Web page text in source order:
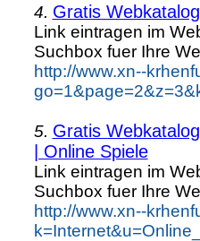
4. Gratis
Link eintragen im
Suchbox fuer Ihre
http://www.xn--
5. Gratis
| Online Spiele
Link eintragen im
Suchbox fuer Ihre
http://www.xn--